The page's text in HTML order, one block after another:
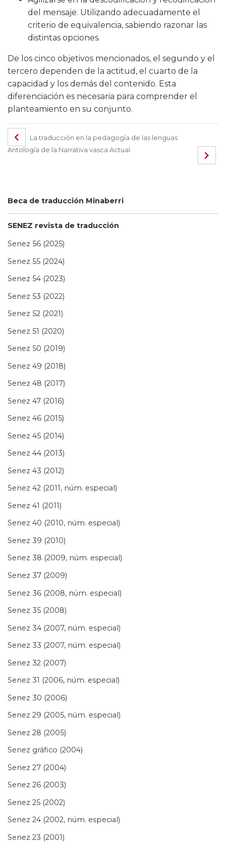
Beca de traducción Minaberri
SENEZ revista de traducción
Senez 56 (2025)
Senez 55 (2024)
Senez 54 (2023)
Senez 53 (2022)
Senez 52 (2021)
Senez 51 (2020)
Senez 50 (2019)
Senez 49 (2018)
Senez 48 (2017)
Senez 47 (2016)
Senez 46 (2015)
Senez 45 (2014)
Senez 44 (2013)
Senez 43 (2012)
Senez 42 (2011, núm. especial)
Senez 41 (2011)
Senez 40 (2010, núm. especial)
Senez 39 (2010)
Senez 38 (2009, núm. especial)
Senez 37 (2009)
Senez 36 (2008, núm. especial)
Senez 35 (2008)
Senez 34 (2007, núm. especial)
Senez 33 (2007, núm. especial)
Senez 32 (2007)
Senez 31 (2006, núm. especial)
Senez 30 (2006)
Senez 29 (2005, núm. especial)
Senez 28 (2005)
Senez gráfico (2004)
Senez 27 (2004)
Senez 26 (2003)
Senez 25 (2002)
Senez 24 (2002, núm. especial)
Senez 23 (2001)
del mensaje. Utilizando adecuadamente el
criterio de equivalencia, sabiendo razonar las
distintas opciones.
De los cinco objetivos mencionados, el segundo y el
tercero dependen de la actitud, el cuarto de la
capacidad y los demás del contenido. Esta
diferenciación es necesaria para comprender el
planteamiento en su conjunto.
La traducción en la pedagogía de las lenguas
Antología de la Narrativa vasca Actual